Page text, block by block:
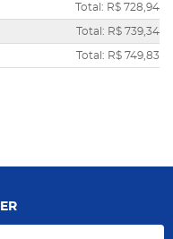
Total: R$ 728,94
Total: R$ 739,34
Total: R$ 749,83